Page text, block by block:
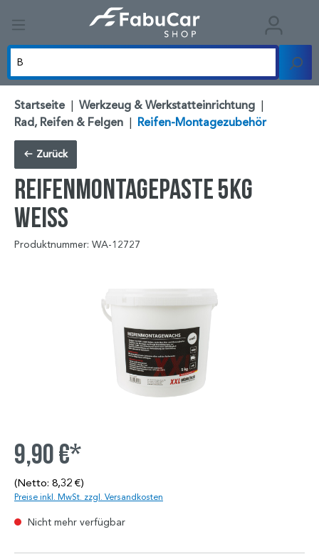
Startseite | Werkzeug & Werkstatteinrichtung |
Rad, Reifen & Felgen | Reifen-Montagezubehör
Zurück
Reifenmontagepaste 5kg
weiß
Produktnummer: WA-12727
9,90 €*
(Netto: 8,32 €)
Preise inkl. MwSt. zzgl. Versandkosten
Nicht mehr verfügbar